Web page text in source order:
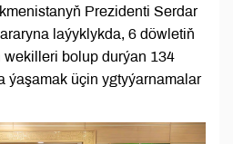
Prezidenti Serdar
laýyklykda, 6 döwletiň
bolup durýan 134
ýaşamak üçin ygtyýarnamalar